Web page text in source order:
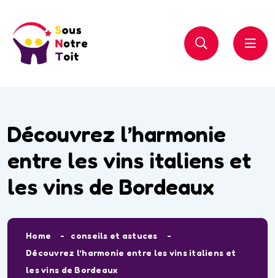
Découvrez l’harmonie
entre les vins italiens et
les vins de Bordeaux
Home
conseils et astuces
Découvrez l’harmonie entre les vins italiens et
les vins de Bordeaux